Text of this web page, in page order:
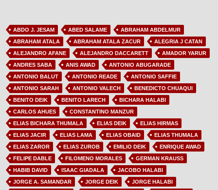
ABDO J. JESAM ABED SALAME
ABRAHAM ABDELMUR
ABRAHAM ATALA
ABRAHAM ATALA ZACUR
ALEGRIA J CATAN
ALEJANDRO AFANE
ALEJANDRO DACCARETT
AMADOR YARUR
ANDRES SABA
ANIS AWAD
ANTONIO ABUGARADE
ANTONIO BALUT
ANTONIO READE
ANTONIO SAFFIE
ANTONIO SARAH
ANTONIO VALECH
BENEDICTO CHUAQUI
BENITO DEIK
BENITO LARECH
BICHARA HALABI
CARLOS AHUES
CONSTANTINO MANZUR
ELIAS BICHARA THUMALA
ELIAS DEIK
ELIAS HIRMAS
ELIAS JACIR
ELIAS LAMA ELIAS OBAID
ELIAS THUMALA
ELIAS ZAROR
ELIAS ZUROB EMILIO DEIK
ENRIQUE AWAD
FELIPE DABLE
FILOMENO MORALES
GERMAN KRAUSS
HABIB DAVID
ISAAC GIADALA
JACOBO HALABI
JORGE A. SAMANDAR
JORGE DEIK
JORGE HALABI